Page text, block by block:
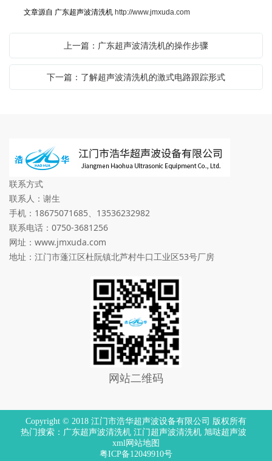
文章源自 广东超声波清洗机 http://www.jmxuda.com
上一篇：广东超声波清洗机的操作步骤
下一篇：了解超声波清洗机的激式电路跟踪形式
联系方式
联系人：谢生
手机：18675071685、13536232982
联系电话： 0750-3681256
网址： www.jmxuda.com
地址：江门市蓬江区杜阮镇北芦村牛口工业区53号厂房
网站二维码
Copyright © 2018 江门市浩华超声波设备有限公司 版权所有
热门搜索： 广东超声波清洗机 江门超声波清洗机 旭哒超声波
xml网站地图
粤ICP备12049910号